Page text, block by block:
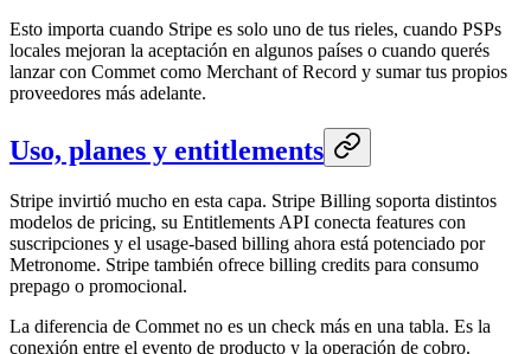
Esto importa cuando Stripe es solo uno de tus rieles, cuando PSPs
locales mejoran la aceptación en algunos países o cuando querés
lanzar con Commet como Merchant of Record y sumar tus propios
proveedores más adelante.
Uso, planes y entitlements
Stripe invirtió mucho en esta capa. Stripe Billing soporta distintos
modelos de pricing, su Entitlements API conecta features con
suscripciones y el usage-based billing ahora está potenciado por
Metronome. Stripe también ofrece billing credits para consumo
prepago o promocional.
La diferencia de Commet no es un check más en una tabla. Es la
conexión entre el evento de producto y la operación de cobro.